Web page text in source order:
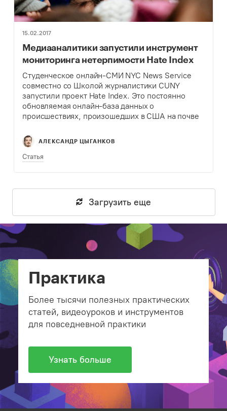
15.02.2017
Медиааналитики запустили инструмент
мониторинга нетерпимости Hate Index
Студенческое онлайн-СМИ NYC News Service
совместно со Школой журналистики CUNY
запустили проект Hate Index. Это постоянно
обновляемая онлайн-база данных о
происшествиях, произошедших в США на почве
АЛЕКСАНДР ЦЫГАНКОВ
Статья
Загрузить еще
Практика
Более тысячи полезных практических
статей, видеоуроков и инструментов
для повседневной практики
Узнать больше